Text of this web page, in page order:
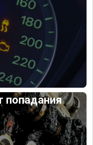
попадания